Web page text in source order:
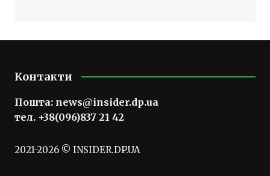
Контакти
Пошта: news@insider.dp.ua
тел. +38(096)837 21 42
2021-2026 © INSIDER.DP.UA